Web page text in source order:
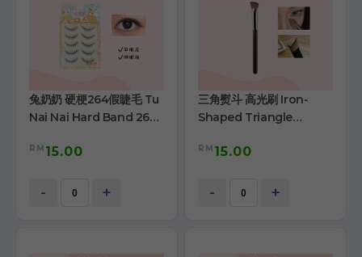
兔奶奶 硬梗264假睫毛 Tu
Nai Nai Hard Band 264
RM 15.00
- +
三角熨斗 高光刷 Iron-
Shaped Triangle
RM 15.00
- +